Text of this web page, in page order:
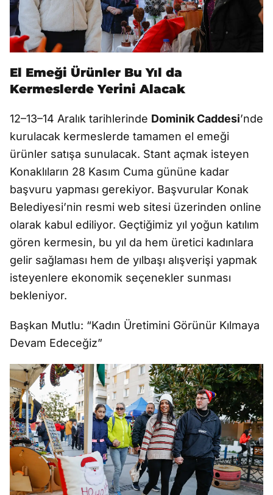
El Emeği Ürünler Bu Yıl da
Kermeslerde Yerini Alacak
12–13–14 Aralık tarihlerinde Dominik Caddesi’nde
kurulacak kermeslerde tamamen el emeği
ürünler satışa sunulacak. Stant açmak isteyen
Konaklıların 28 Kasım Cuma gününe kadar
başvuru yapması gerekiyor. Başvurular Konak
Belediyesi’nin resmi web sitesi üzerinden online
olarak kabul ediliyor. Geçtiğimiz yıl yoğun katılım
gören kermesin, bu yıl da hem üretici kadınlara
gelir sağlaması hem de yılbaşı alışverişi yapmak
isteyenlere ekonomik seçenekler sunması
bekleniyor.
Başkan Mutlu: “Kadın Üretimini Görünür Kılmaya
Devam Edeceğiz”